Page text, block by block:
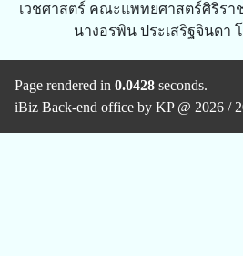
เวชศาสตร์ คณะแพทยศาสตร์ศิริรา
นางอรพิน ประเสริฐจินดา โ
Page rendered in 0.0428 seconds.
iBiz Back-end office by KP @ 2026 /